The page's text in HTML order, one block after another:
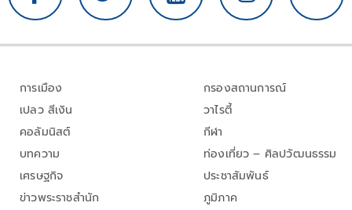
การเมือง
เปลว สีเงิน
คอลัมนิสต์
บทความ
เศรษฐกิจ
ข่าวพระราชสำนัก
กรองสถานการณ์
วาไรตี้
กีฬา
ท่องเที่ยว – ศิลปวัฒนธรรม
ประชาสัมพันธ์
ภูมิภาค